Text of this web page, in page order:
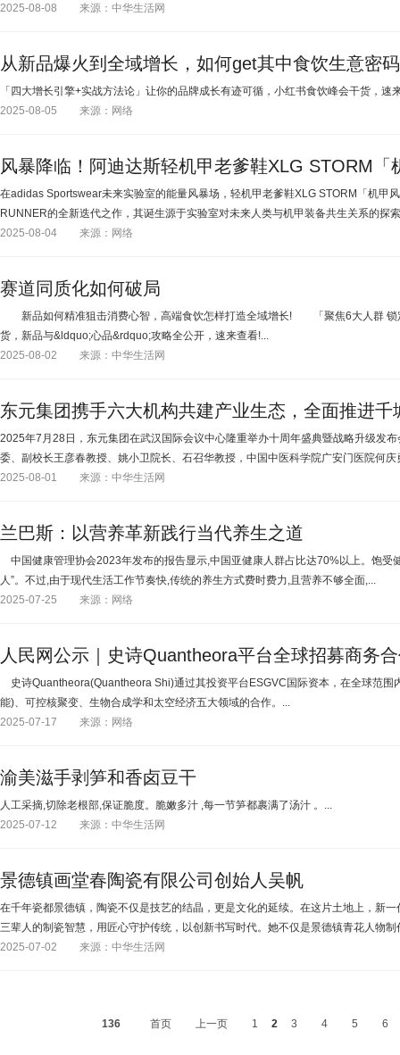
2025-08-08 来源：中华生活网
从新品爆火到全域增长，如何get其中食饮生意密码
「四大增长引擎+实战方法论」让你的品牌成长有迹可循，小红书食饮峰会干货，速
2025-08-05
来源：网络
风暴降临！阿迪达斯轻机甲老爹鞋XLG STORM「
在adidas Sportswear未来实验室的能量风暴场，轻机甲老爹鞋XLG STORM「机甲
RUNNER的全新迭代之作，其诞生源于实验室对未来人类与机甲装备共生关系的探
2025-08-04
来源：网络
赛道同质化如何破局
新品如何精准狙击消费心智，高端食饮怎样打造全域增长! 「聚焦6大人群 锁
货，新品与&ldquo;心品&rdquo;攻略全公开，速来查看!...
2025-08-02
来源：中华生活网
东元集团携手六大机构共建产业生态，全面推进千
2025年7月28日，东元集团在武汉国际会议中心隆重举办十周年盛典暨战略升级发
委、副校长王彦春教授、姚小卫院长、石召华教授，中国中医科学院广安门医院何庆
2025-08-01
来源：中华生活网
兰巴斯：以营养革新践行当代养生之道
中国健康管理协会2023年发布的报告显示,中国亚健康人群占比达70%以上。饱受
人”。不过,由于现代生活工作节奏快,传统的养生方式费时费力,且营养不够全面,...
2025-07-25
来源：网络
人民网公示｜史诗Quantheora平台全球招募商务
史诗Quantheora(Quantheora Shi)通过其投资平台ESGVC国际资本，在全球范围
能)、可控核聚变、生物合成学和太空经济五大领域的合作。...
2025-07-17
来源：网络
渝美滋手剥笋和香卤豆干
人工采摘,切除老根部,保证脆度。脆嫩多汁 ,每一节笋都裹满了汤汁 。...
2025-07-12
来源：中华生活网
景德镇画堂春陶瓷有限公司创始人吴帆
在千年瓷都景德镇，陶瓷不仅是技艺的结晶，更是文化的延续。在这片土地上，新
三辈人的制瓷智慧，用匠心守护传统，以创新书写时代。她不仅是景德镇青花人物制
2025-07-02
来源：中华生活网
136 首页 上一页 1 2 3 4 5 6